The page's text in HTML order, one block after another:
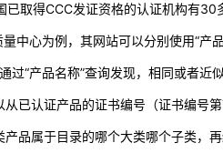
取得CCC发证资格的认证机构有30
中心为例，其网站可以分别使用“产
“产品名称”查询发现，相同或者近
已认证产品的证书编号（证书编号
品属于目录的哪个大类哪个子类，